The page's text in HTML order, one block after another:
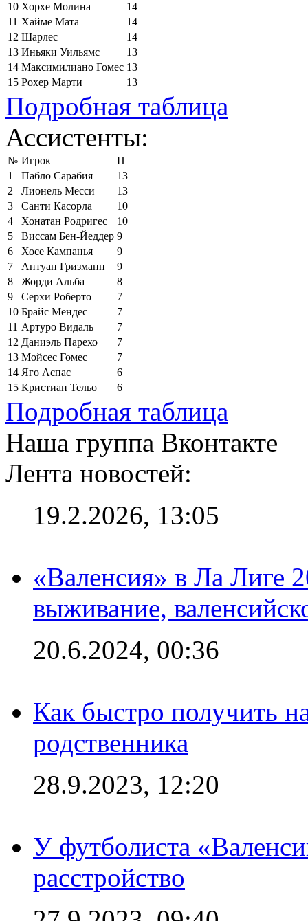
10 Хорхе Молина
14
11 Хайме Мата
14
12 Шарлес
14
13 Иньяки Уильямс
13
14 Максимилиано Гомес 13
15 Рохер Марти 13
Подробная таблица
Ассистенты:
№ Игрок
П
1
Пабло Сарабия
13
2
Лионель Месси
13
3
Санти Касорла
10
4
Хонатан Родригес
10
5
Виссам Бен-Йеддер 9
6
Хосе Кампанья
9
7
Антуан Гризманн
9
8
Жорди Альба
8
9
Серхи Роберто
7
10 Брайс Мендес
7
11 Артуро Видаль
7
12 Даниэль Парехо
7
13 Мойсес Гомес
7
14 Яго Аспас
6
15 Кристиан Тельо 6
Подробная таблица
Наша группа Вконтакте
Лента новостей:
19.2.2026, 13:05
«Валенсия» в Ла Лиге
выживание,
20.6.2024, 00:36
Как быстро получить
родственника
28.9.2023, 12:20
У футболиста
расстройство